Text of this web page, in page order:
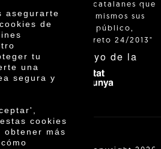
asegurarte
de
tu
una
segura y
cookies
obtener más
agricultores catalanes que
venden ellos mismos sus
productos al público,
según el Decreto 24/2013"
Con el apoyo de la